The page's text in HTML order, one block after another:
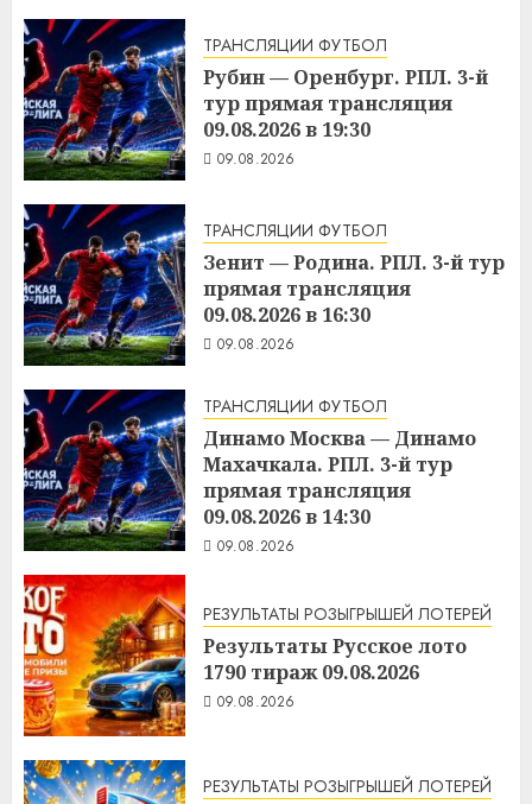
ТРАНСЛЯЦИИ ФУТБОЛ
Рубин — Оренбург. РПЛ. 3-й
тур прямая трансляция
09.08.2026 в 19:30
09.08.2026
ТРАНСЛЯЦИИ ФУТБОЛ
Зенит — Родина. РПЛ. 3-й тур
прямая трансляция
09.08.2026 в 16:30
09.08.2026
ТРАНСЛЯЦИИ ФУТБОЛ
Динамо Москва — Динамо
Махачкала. РПЛ. 3-й тур
прямая трансляция
09.08.2026 в 14:30
09.08.2026
РЕЗУЛЬТАТЫ РОЗЫГРЫШЕЙ ЛОТЕРЕЙ
Результаты Русское лото
1790 тираж 09.08.2026
09.08.2026
РЕЗУЛЬТАТЫ РОЗЫГРЫШЕЙ ЛОТЕРЕЙ